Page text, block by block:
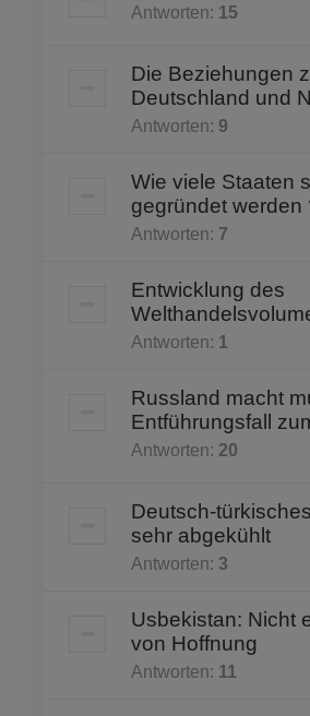
Antworten: 15
Die Beziehungen
Deutschland und
Antworten: 9
Wie viele Staaten
gegründet werden
Antworten: 7
Entwicklung des
Antworten: 1
Russland macht
Entführungsfall
Antworten: 20
Deutsch-
sehr abgekühlt
Antworten: 3
Usbekistan: Nicht
von Hoffnung
Antworten: 11